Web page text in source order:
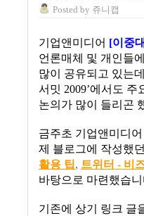
Posted by 쥬니캡
기업앤미디어 [이중
언론매체 및 개인들
많이 공유되고 있는
서밋 2009’에서도 주
논의가 많이 들리곤
금주초 기업앤미디
제 블로그에 작성했던
활용 팁, 트위터 - 비
바탕으로 마련했습
기존에 상기 링크 글